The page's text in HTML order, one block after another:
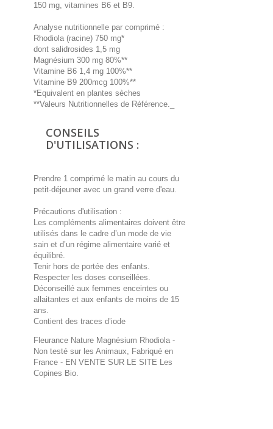
150 mg, vitamines B6 et B9.
Analyse nutritionnelle par comprimé :
Rhodiola (racine) 750 mg*
dont salidrosides 1,5 mg
Magnésium 300 mg 80%**
Vitamine B6 1,4 mg 100%**
Vitamine B9 200mcg 100%**
*Equivalent en plantes sèches
**Valeurs Nutritionnelles de Référence._
CONSEILS
D'UTILISATIONS :
Prendre 1 comprimé le matin au cours du
petit-déjeuner avec un grand verre d'eau.
Précautions d'utilisation :
Les compléments alimentaires doivent être
utilisés dans le cadre d’un mode de vie
sain et d’un régime alimentaire varié et
équilibré.
Tenir hors de portée des enfants.
Respecter les doses conseillées.
Déconseillé aux femmes enceintes ou
allaitantes et aux enfants de moins de 15
ans.
Contient des traces d’iode
Fleurance Nature Magnésium Rhodiola -
Non testé sur les Animaux, Fabriqué en
France - EN VENTE SUR LE SITE Les
Copines Bio.